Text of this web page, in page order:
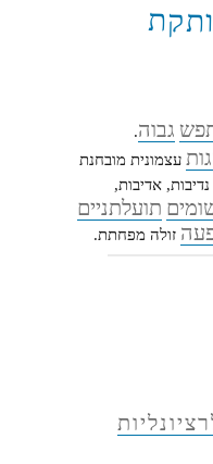
גבוה.
עצמונית מובחנת
נדיבות, אדיבות,
תועלתניים
זולה מפחתת.